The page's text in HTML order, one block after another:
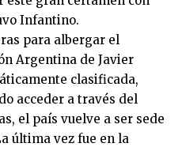
Infantino.
para albergar el
Argentina de Javier
clasificada,
acceder a través del
el país vuelve a ser sede
última vez fue en la